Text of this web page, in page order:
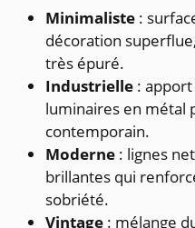
Minimaliste :
décoration
très épuré.
Industrielle :
luminaires en métal
contemporain.
Moderne : lignes
brillantes qui
sobriété.
Vintage : mélange